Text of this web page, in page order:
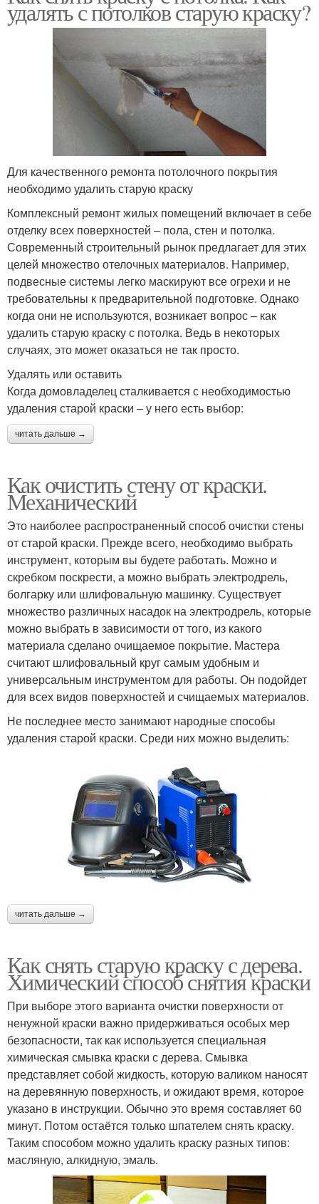
удалять с потолков старую краску?
Для качественного ремонта потолочного покрытия
необходимо удалить старую краску
Комплексный ремонт жилых помещений включает в себе
отделку всех поверхностей – пола, стен и потолка.
Современный строительный рынок предлагает для этих
целей множество отелочных материалов. Например,
подвесные системы легко маскируют все огрехи и не
требовательны к предварительной подготовке. Однако
когда они не используются, возникает вопрос – как
удалить старую краску с потолка. Ведь в некоторых
случаях, это может оказаться не так просто.
Удалять или оставить
Когда домовладелец сталкивается с необходимостью
удаления старой краски – у него есть выбор:
читать дальше →
Как очистить стену от краски.
Механический
Это наиболее распространенный способ очистки стены
от старой краски. Прежде всего, необходимо выбрать
инструмент, которым вы будете работать. Можно и
скребком поскрести, а можно выбрать электродрель,
болгарку или шлифовальную машинку. Существует
множество различных насадок на электродрель, которые
можно выбрать в зависимости от того, из какого
материала сделано очищаемое покрытие. Мастера
считают шлифовальный круг самым удобным и
универсальным инструментом для работы. Он подойдет
для всех видов поверхностей и счищаемых материалов.
Не последнее место занимают народные способы
удаления старой краски. Среди них можно выделить:
читать дальше →
Как снять старую краску с дерева.
Химический способ снятия краски
При выборе этого варианта очистки поверхности от
ненужной краски важно придерживаться особых мер
безопасности, так как используется специальная
химическая смывка краски с дерева. Смывка
представляет собой жидкость, которую валиком наносят
на деревянную поверхность, и ожидают время, которое
указано в инструкции. Обычно это время составляет 60
минут. Потом остаётся только шпателем снять краску.
Таким способом можно удалить краску разных типов:
масляную, алкидную, эмаль.